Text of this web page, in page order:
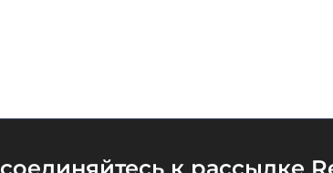
к рассылке